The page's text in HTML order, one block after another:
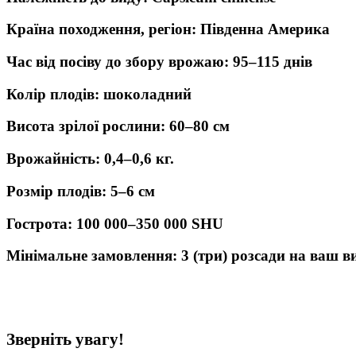
Країна походження, регіон: Південна Америка
Час від посіву до збору врожаю: 95–115 днів
Колір плодів: шоколадний
Висота зрілої рослини: 60–80 см
Врожайність: 0,4–0,6 кг.
Розмір плодів: 5–6 см
Гострота: 100 000–350 000 SHU
Мінімальне замовлення: 3 (три) розсади на ваш
Зверніть увагу!